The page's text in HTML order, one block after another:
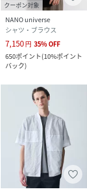
クーポン対象
NANO universe
シャツ・ブラウス
7,150円 35%OFF
650ポイント(10%ポイント
バック)